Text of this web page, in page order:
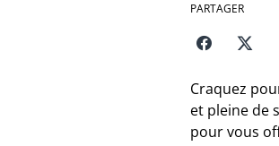
PARTAGER
Craquez
et pleine de
pour vous